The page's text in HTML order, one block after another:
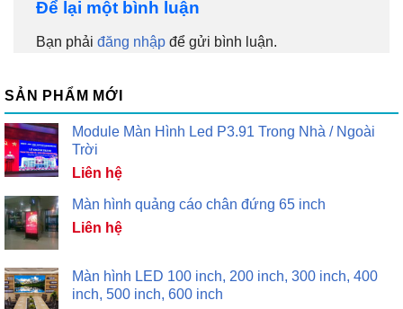
Để lại một bình luận
Bạn phải đăng nhập để gửi bình luận.
SẢN PHẨM MỚI
Module Màn Hình Led P3.91 Trong Nhà / Ngoài
Trời
Liên hệ
Màn hình quảng cáo chân đứng 65 inch
Liên hệ
Màn hình LED 100 inch, 200 inch, 300 inch, 400
inch, 500 inch, 600 inch